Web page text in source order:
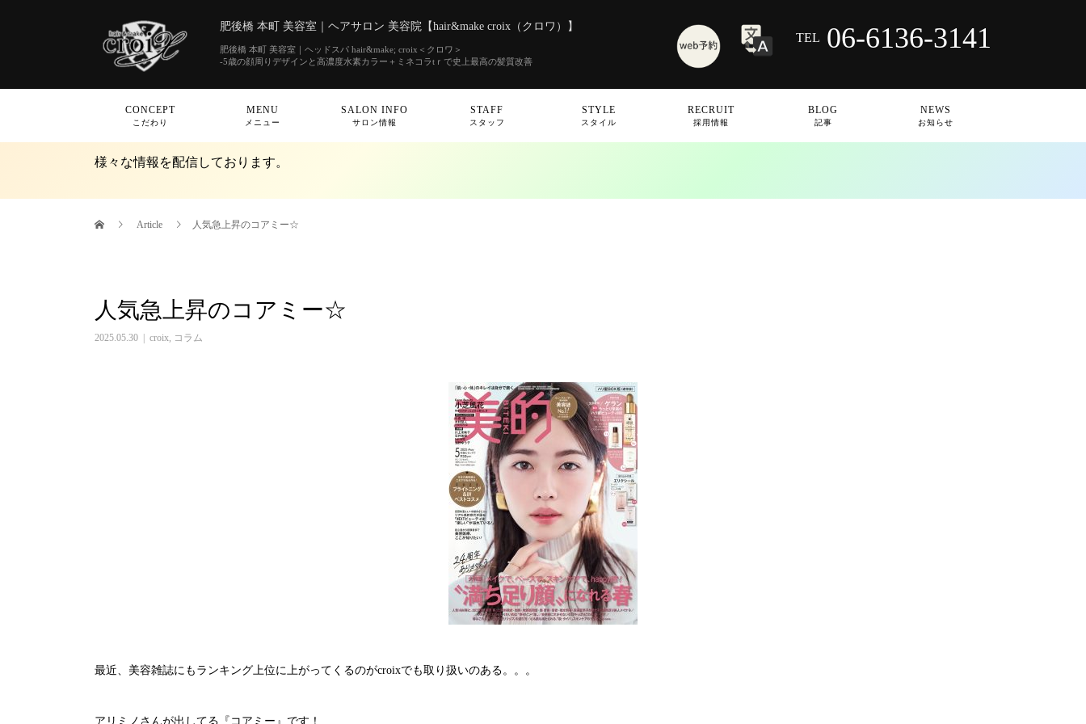
肥後橋 本町 美容室｜ヘアサロン 美容院【hair&make croix（クロワ）】
肥後橋 本町 美容室｜ヘッドスパ hair&make; croix＜クロワ＞
-5歳の顔周りデザインと高濃度水素カラー＋ミネコラtｒで史上最高の髪質改善
TEL 06-6136-3141
CONCEPT
こだわり
MENU
メニュー
SALON INFO
サロン情報
STAFF
スタッフ
STYLE
スタイル
RECRUIT
採用情報
BLOG
記事
NEWS
お知らせ
様々な情報を配信しております。
Article 人気急上昇のコアミー☆
人気急上昇のコアミー☆
2025.05.30 croix, コラム
最近、美容雑誌にもランキング上位に上がってくるのがcroixでも取り扱いのある。。。
アリミノさんが出してる『コアミー』です！